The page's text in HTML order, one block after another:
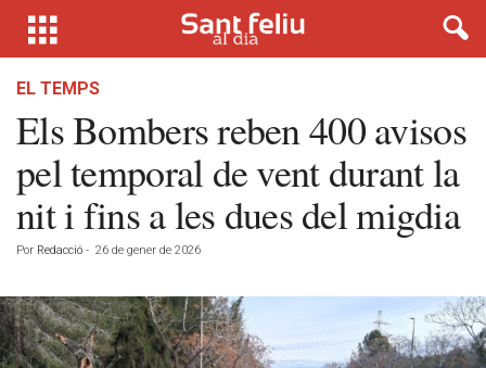
EL TEMPS
Els Bombers reben 400 avisos
pel temporal de vent durant la
nit i fins a les dues del migdia
Por Redacció - 26 de gener de 2026